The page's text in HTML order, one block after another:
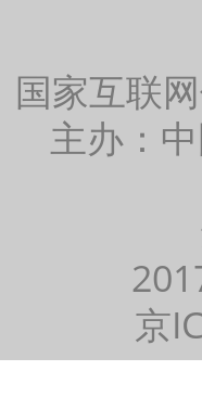
国家互联
主办：
京